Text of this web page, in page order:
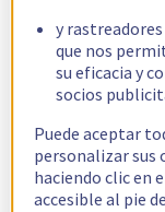
y rastreadores
que nos
su eficacia y
socios
Puede aceptar
personalizar sus
haciendo clic en
accesible al pie